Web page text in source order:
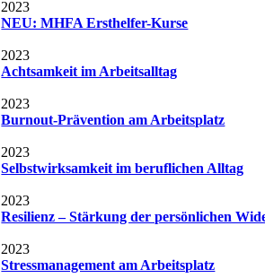
2023
NEU: MHFA Ersthelfer-Kurse
2023
Achtsamkeit im Arbeitsalltag
2023
Burnout-Prävention am Arbeitsplatz
2023
Selbstwirksamkeit im beruflichen Alltag
2023
Resilienz – Stärkung der persönlichen
2023
Stressmanagement am Arbeitsplatz